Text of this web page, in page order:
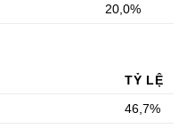
20,0%
TỶ LỆ
46,7%